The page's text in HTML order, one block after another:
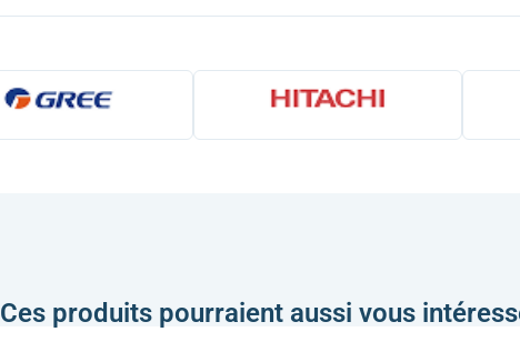
Ces produits pourraient aussi vous